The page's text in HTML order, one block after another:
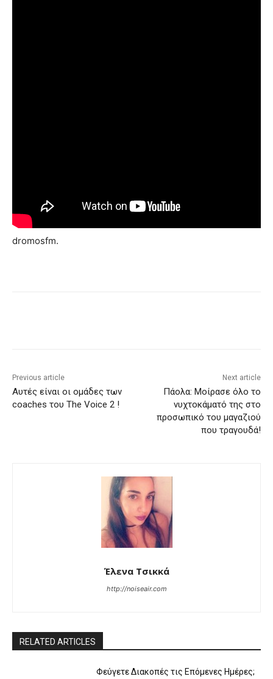
dromosfm.
Previous article
Αυτές είναι οι ομάδες των
coaches του The Voice 2 !
Next article
Πάολα: Mοίρασε όλο το
νυχτοκάματό της στο
προσωπικό του μαγαζιού
που τραγουδά!
Έλενα Τσικκά
http://noiseair.com
RELATED ARTICLES
Φεύγετε Διακοπές τις Επόμενες Ημέρες;